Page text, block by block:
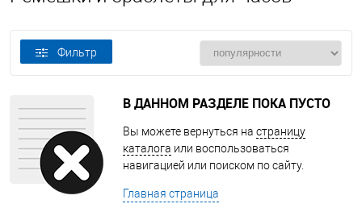
Фильтр
В ДАННОМ РАЗДЕЛЕ ПОКА ПУСТО
Вы можете вернуться на страницу
каталога или воспользоваться
навигацией или поиском по сайту.
Главная страница